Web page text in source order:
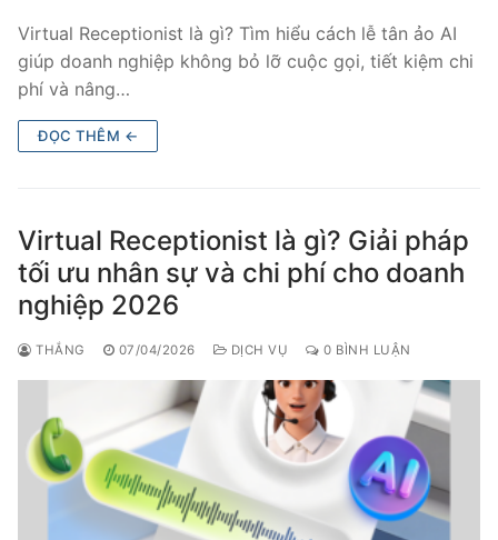
Virtual Receptionist là gì? Tìm hiểu cách lễ tân ảo AI
giúp doanh nghiệp không bỏ lỡ cuộc gọi, tiết kiệm chi
phí và nâng…
ĐỌC THÊM ←
Virtual Receptionist là gì? Giải pháp
tối ưu nhân sự và chi phí cho doanh
nghiệp 2026
THẮNG 07/04/2026 DỊCH VỤ 0 BÌNH LUẬN